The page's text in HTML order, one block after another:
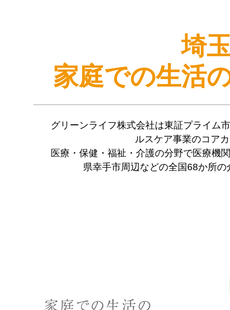
埼
家庭での生活
グリーンライフ株式会社は東証プライム
ルスケア事業のコア
医療・保健・福祉・介護の分野で医療機
県幸手市周辺などの全国68か所